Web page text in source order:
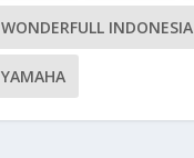
WONDERFULL INDONESIA
YAMAHA